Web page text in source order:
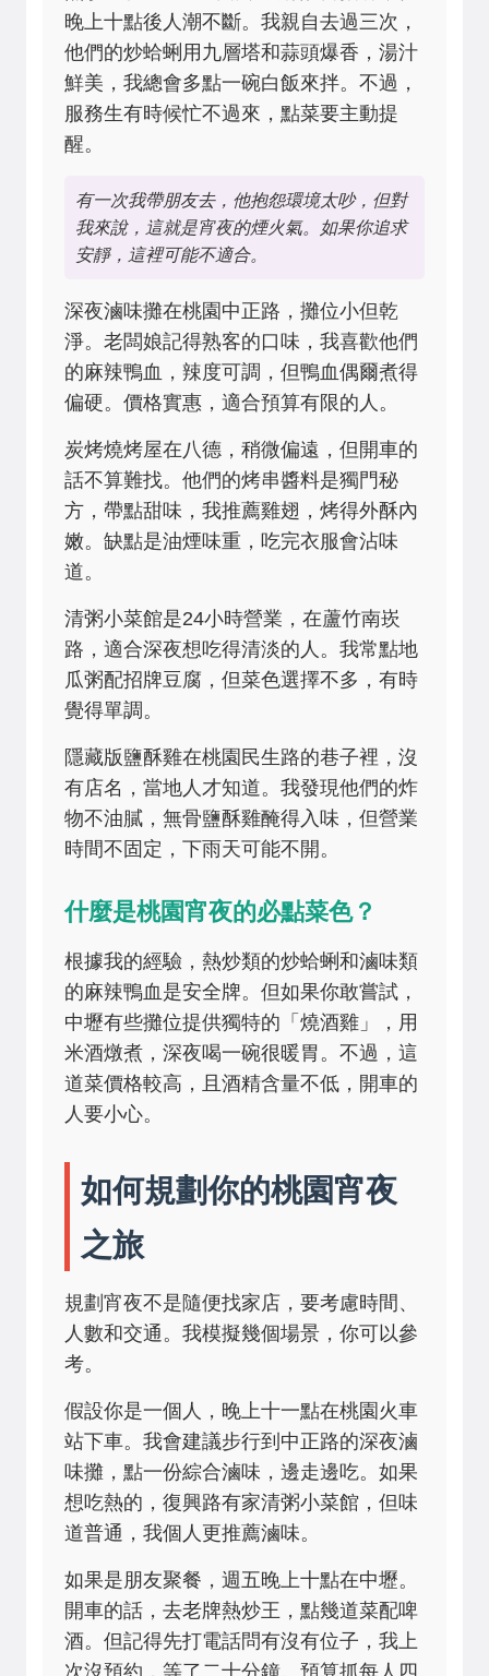
晚上十點後人潮不斷。我親自去過三次，
他們的炒蛤蜊用九層塔和蒜頭爆香，湯汁
鮮美，我總會多點一碗白飯來拌。不過，
服務生有時候忙不過來，點菜要主動提
醒。
有一次我帶朋友去，他抱怨環境太吵，但對
我來說，這就是宵夜的煙火氣。如果你追求
安靜，這裡可能不適合。
深夜滷味攤在桃園中正路，攤位小但乾
淨。老闆娘記得熟客的口味，我喜歡他們
的麻辣鴨血，辣度可調，但鴨血偶爾煮得
偏硬。價格實惠，適合預算有限的人。
炭烤燒烤屋在八德，稍微偏遠，但開車的
話不算難找。他們的烤串醬料是獨門秘
方，帶點甜味，我推薦雞翅，烤得外酥內
嫩。缺點是油煙味重，吃完衣服會沾味
道。
清粥小菜館是24小時營業，在蘆竹南崁
路，適合深夜想吃得清淡的人。我常點地
瓜粥配招牌豆腐，但菜色選擇不多，有時
覺得單調。
隱藏版鹽酥雞在桃園民生路的巷子裡，沒
有店名，當地人才知道。我發現他們的炸
物不油膩，無骨鹽酥雞醃得入味，但營業
時間不固定，下雨天可能不開。
什麼是桃園宵夜的必點菜色？
根據我的經驗，熱炒類的炒蛤蜊和滷味類
的麻辣鴨血是安全牌。但如果你敢嘗試，
中壢有些攤位提供獨特的「燒酒雞」，用
米酒燉煮，深夜喝一碗很暖胃。不過，這
道菜價格較高，且酒精含量不低，開車的
人要小心。
如何規劃你的桃園宵夜
之旅
規劃宵夜不是隨便找家店，要考慮時間、
人數和交通。我模擬幾個場景，你可以參
考。
假設你是一個人，晚上十一點在桃園火車
站下車。我會建議步行到中正路的深夜滷
味攤，點一份綜合滷味，邊走邊吃。如果
想吃熱的，復興路有家清粥小菜館，但味
道普通，我個人更推薦滷味。
如果是朋友聚餐，週五晚上十點在中壢。
開車的話，去老牌熱炒王，點幾道菜配啤
酒。但記得先打電話問有沒有位子，我上
次沒預約，等了二十分鐘。預算抓每人四